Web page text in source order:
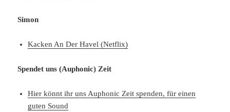
Simon
Kacken An Der Havel (Netflix)
Spendet uns (Auphonic) Zeit
Hier könnt ihr uns Auphonic Zeit spenden, für einen
guten Sound